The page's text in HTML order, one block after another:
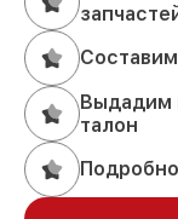
Выдадим
талон